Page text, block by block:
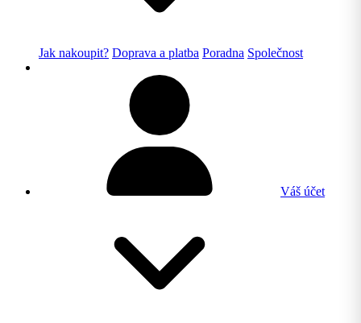
Jak nakoupit? Doprava a platba Poradna Společnost
Váš účet